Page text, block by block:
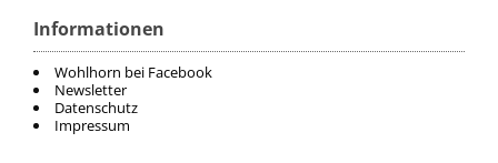
Informationen
Wohlhorn bei Facebook
Newsletter
Datenschutz
Impressum